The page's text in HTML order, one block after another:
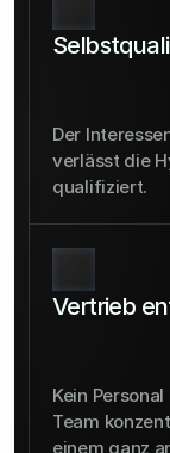
Der
verlässt die
qualifiziert.
Vertrieb
Kein
Team
einem ganz